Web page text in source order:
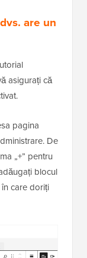
are un
asigurați că
pagina
De
„+” pentru
blocul
care doriți